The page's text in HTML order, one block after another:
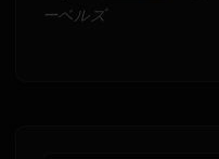
ーベルズ